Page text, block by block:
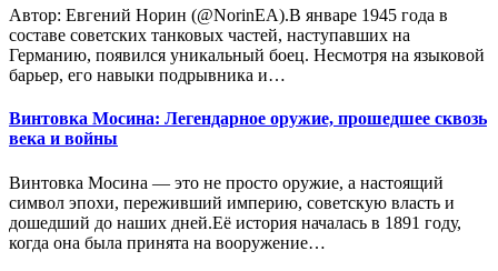
Автор: Евгений Норин (@NorinEA).В январе 1945 года в
составе советских танковых частей, наступавших на
Германию, появился уникальный боец. Несмотря на языковой
барьер, его навыки подрывника и…
Винтовка Мосина: Легендарное оружие, прошедшее сквозь
века и войны
Винтовка Мосина — это не просто оружие, а настоящий
символ эпохи, переживший империю, советскую власть и
дошедший до наших дней.Её история началась в 1891 году,
когда она была принята на вооружение…